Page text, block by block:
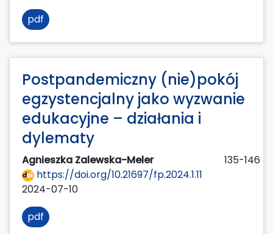
pdf
Postpandemiczny (nie)pokój
egzystencjalny jako wyzwanie
edukacyjne – działania i
dylematy
Agnieszka Zalewska-Meler
135-146
https://doi.org/10.21697/fp.2024.1.11
2024-07-10
pdf